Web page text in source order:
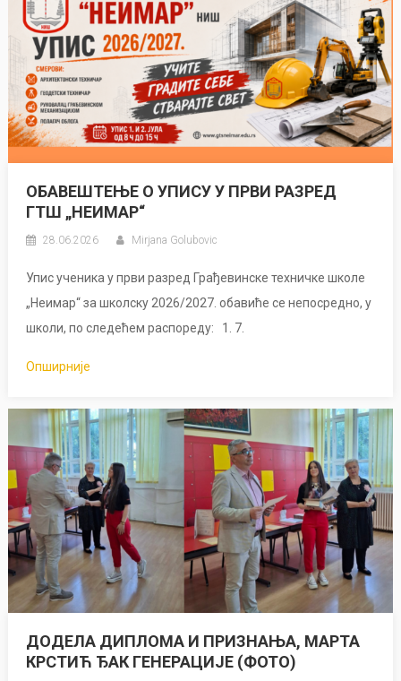
ОБАВЕШТЕЊЕ О УПИСУ У ПРВИ РАЗРЕД
ГТШ „НЕИМАР“
28.06.2026 Mirjana Golubovic
Упис ученика у први разред Грађевинске техничке школе
„Неимар“ за школску 2026/2027. обавиће се непосредно, у
школи, по следећем распореду: 1. 7.
Опширније
ДОДЕЛА ДИПЛОМА И ПРИЗНАЊА, МАРТА
КРСТИЋ ЂАК ГЕНЕРАЦИЈЕ (ФОТО)